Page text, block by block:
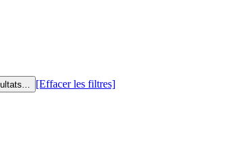
[Effacer les filtres]